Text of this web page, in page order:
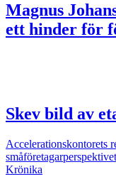
Magnus
ett hinder för
Skev bild av
Accelerationskontorets
Krönika